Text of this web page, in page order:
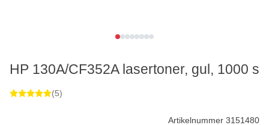
Artikelnummer 3151480
HP 130A/CF352A lasertoner, gul, 1000 s
(5)